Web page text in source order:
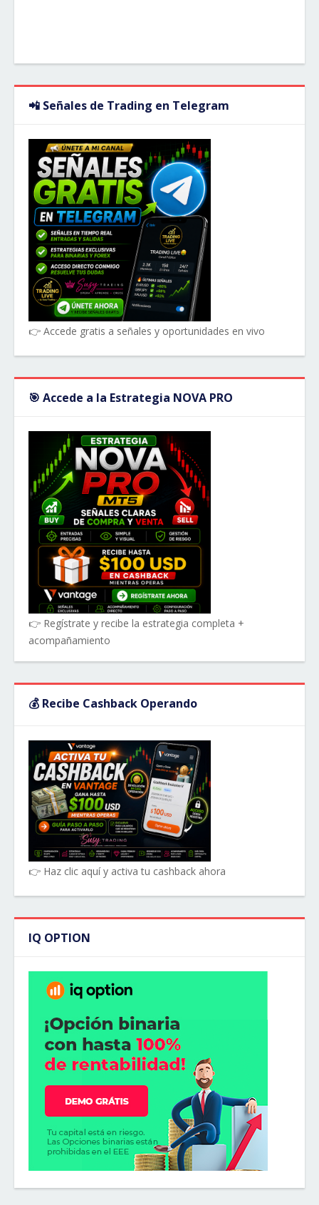
📲 Señales de Trading en Telegram
👉 Accede gratis a señales y oportunidades en vivo
🎯 Accede a la Estrategia NOVA PRO
👉 Regístrate y recibe la estrategia completa +
acompañamiento
💰 Recibe Cashback Operando
👉 Haz clic aquí y activa tu cashback ahora
IQ OPTION